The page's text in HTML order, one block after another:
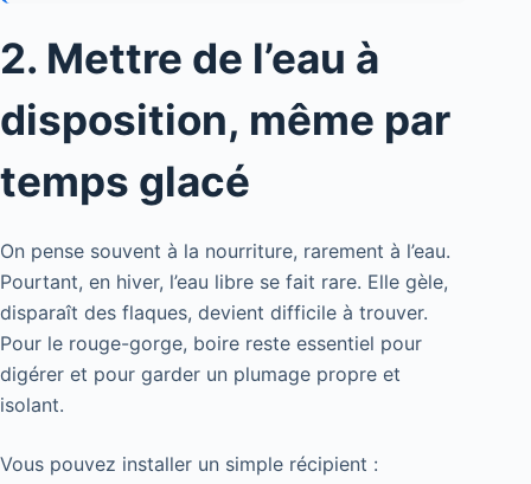
2. Mettre de l’eau à
disposition, même par
temps glacé
On pense souvent à la nourriture, rarement à l’eau.
Pourtant, en hiver, l’eau libre se fait rare. Elle gèle,
disparaît des flaques, devient difficile à trouver.
Pour le rouge-gorge, boire reste essentiel pour
digérer et pour garder un plumage propre et
isolant.
Vous pouvez installer un simple récipient :